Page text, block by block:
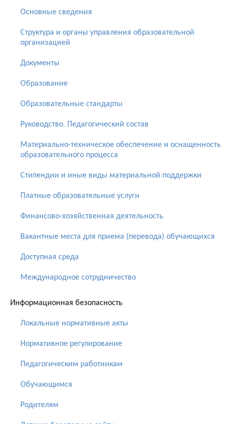
Основные сведения
Структура и органы управления образовательной
организацией
Документы
Образование
Образовательные стандарты
Руководство. Педагогический состав
Материально-техническое обеспечение и оснащенность
образовательного процесса
Стипендии и иные виды материальной поддержки
Платные образовательные услуги
Финансово-хозяйственная деятельность
Вакантные места для приема (перевода) обучающихся
Доступная среда
Международное сотрудничество
Информационная безопасность
Локальные нормативные акты
Нормативное регулирование
Педагогическим работникам
Обучающимся
Родителям